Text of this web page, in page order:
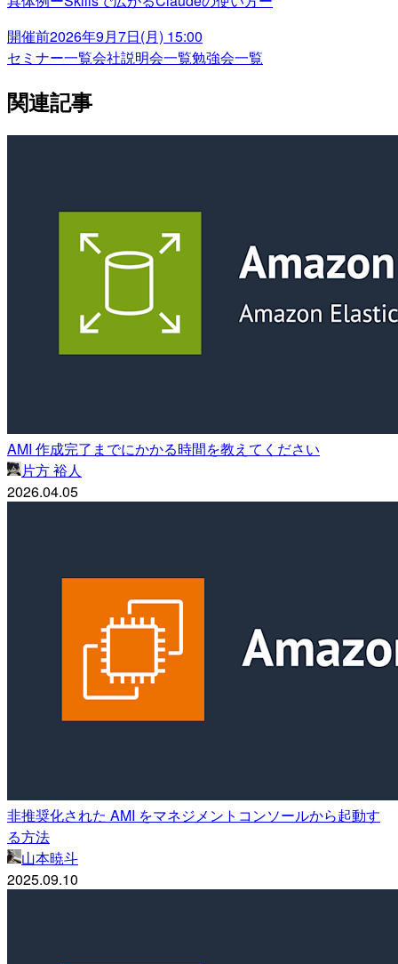
開催前2026年9月7日(月) 15:00
セミナー一覧会社説明会一覧勉強会一覧
関連記事
AMI 作成完了までにかかる時間を教えてください
片方 裕人
2026.04.05
非推奨化された AMI をマネジメントコンソールから起動す
る方法
山本暁斗
2025.09.10